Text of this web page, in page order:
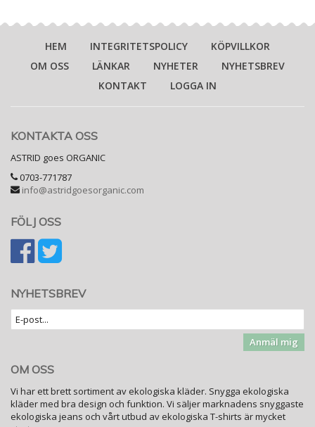
HEM INTEGRITETSPOLICY
KÖPVILLKOR
OM OSS
LÄNKAR NYHETER
NYHETSBREV
KONTAKT
LOGGA IN
KONTAKTA OSS
ASTRID goes ORGANIC
0703-771787
info@astridgoesorganic.com
FÖLJ OSS
NYHETSBREV
Anmäl mig
OM OSS
Vi har ett brett sortiment av ekologiska kläder. Snygga ekologiska
kläder med bra design och funktion. Vi säljer marknadens snyggaste
ekologiska jeans och vårt utbud av ekologiska T-shirts är mycket